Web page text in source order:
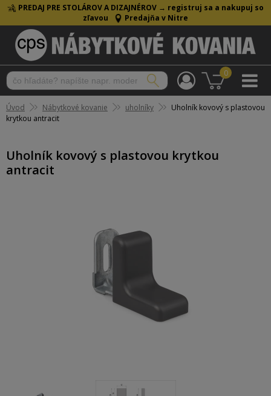
PREDAJ PRE STOLÁROV A DIZAJNÉROV → registruj sa a nakupuj so
zľavou
Predajňa v Nitre
0
Úvod Nábytkové kovanie uholníky
Uholník kovový s plastovou
krytkou antracit
Uholník kovový s plastovou krytkou
antracit